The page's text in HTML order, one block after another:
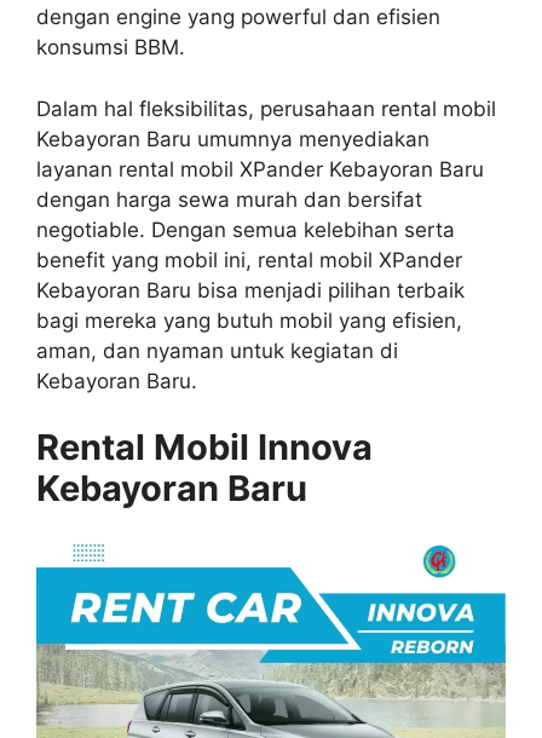
dengan engine yang powerful dan efisien
konsumsi BBM.
Dalam hal fleksibilitas, perusahaan rental mobil
Kebayoran Baru umumnya menyediakan
layanan rental mobil XPander Kebayoran Baru
dengan harga sewa murah dan bersifat
negotiable. Dengan semua kelebihan serta
benefit yang mobil ini, rental mobil XPander
Kebayoran Baru bisa menjadi pilihan terbaik
bagi mereka yang butuh mobil yang efisien,
aman, dan nyaman untuk kegiatan di
Kebayoran Baru.
Rental Mobil Innova
Kebayoran Baru